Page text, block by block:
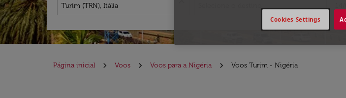
Página inicial Voos Voos para a Nigéria Voos Turim - Nigéria
Cookies Settings